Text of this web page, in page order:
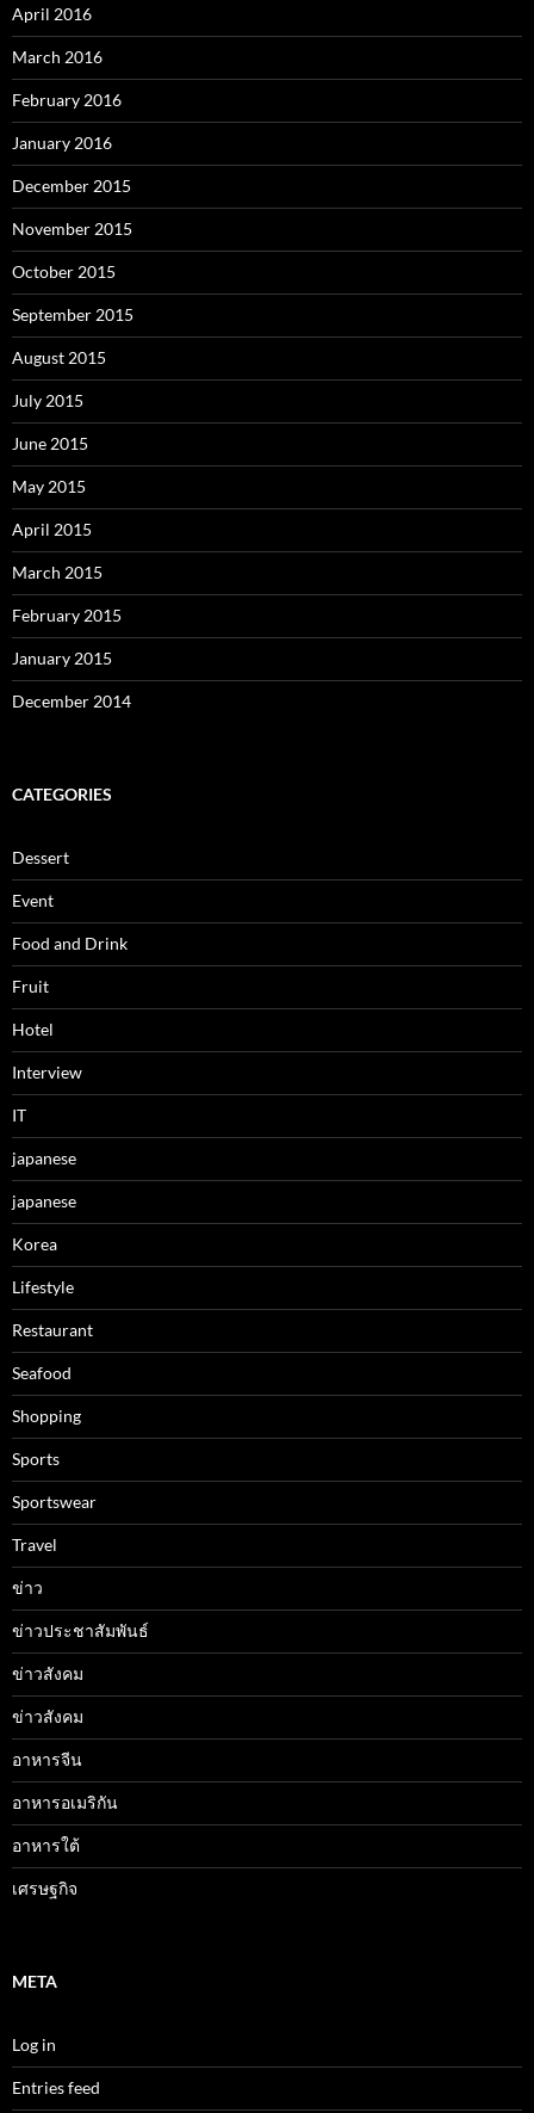
April 2016
March 2016
February 2016
January 2016
December 2015
November 2015
October 2015
September 2015
August 2015
July 2015
June 2015
May 2015
April 2015
March 2015
February 2015
January 2015
December 2014
CATEGORIES
Dessert
Event
Food and Drink
Fruit
Hotel
Interview
IT
japanese
japanese
Korea
Lifestyle
Restaurant
Seafood
Shopping
Sports
Sportswear
Travel
ข่าว
ข่าวประชาสัมพันธ์
ข่าวสังคม
ข่าวสังคม
อาหารจีน
อาหารอเมริกัน
อาหารใต้
เศรษฐกิจ
META
Log in
Entries feed